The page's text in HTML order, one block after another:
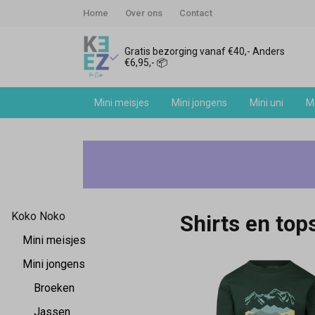
Home Over ons Contact
Gratis bezorging vanaf €40,- Anders
€6,95,- 📦
Mini meisjes Mini jongens Mini uni
mini
jongens
shirts
en
Koko Noko
Mini meisjes
Mini jongens
Broeken
Jassen
Shirts en